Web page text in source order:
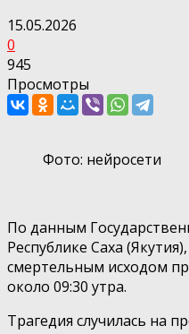
15.05.2026
0
945
Просмотры
Фото: нейросети
По данным
Республике Саха
смертельным исходом
около 09:30 утра.
Трагедия случилась на